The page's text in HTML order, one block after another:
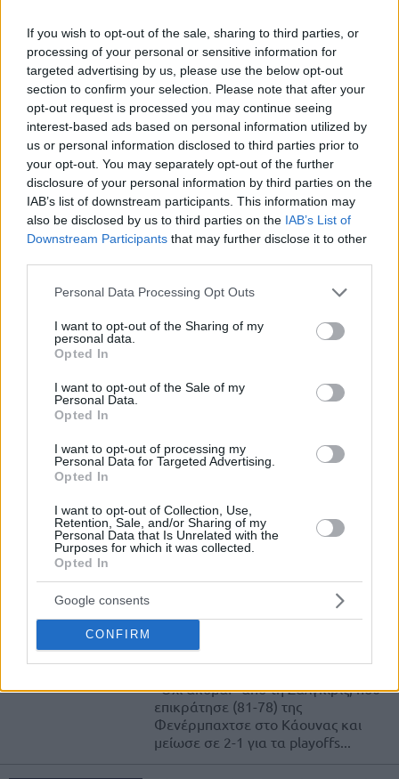
If you wish to opt-out of the sale, sharing to third parties, or
processing of your personal or sensitive information for
targeted advertising by us, please use the below opt-out
section to confirm your selection. Please note that after your
opt-out request is processed you may continue seeing
interest-based ads based on personal information utilized by
us or personal information disclosed to third parties prior to
your opt-out. You may separately opt-out of the further
disclosure of your personal information by third parties on the
IAB’s list of downstream participants. This information may
also be disclosed by us to third parties on the IAB’s List of
Downstream Participants that may further disclose it to other
Please note that this website/app uses one or more Google
not limited to your visit or usage behaviour. You may click to
grant or deny consent to Google and its third-party tags to
use your data for below specified purposes in below Google
consent section.
Personal Data Processing Opt Outs
I want to opt-out of the Sharing of my
personal data.
Opted In
I want to opt-out of the Sale of my
Personal Data.
Opted In
I want to opt-out of processing my
Personal Data for Targeted Advertising.
Opted In
I want to opt-out of Collection, Use,
Retention, Sale, and/or Sharing of my
Personal Data that Is Unrelated with the
Purposes for which it was collected.
Opted In
Google consents
CONFIRM
Ο Γιόνας Βαλαντσιούνας μίλησε για το μέλλον του, στο NBA
ή στην Ευρώπη.
Βαλαντσιούνας: “Στην έξοδο
από Νάγκετς, ίσως κι από NBA”
18/MAY/26 10:45
Δημοσίευμα της κορυφαίας
ιστοσελίδας στο Ντένβερ και σε
ολόκληρο το Κολοράντο θέλει τον
Γιόνας Βαλαντσιούνας να μη
συνεχίζει στους...
στη Ζαλγκίρις
10/MAY/26 11:27
μέχρι το 2028 (1+1).
Ολυμπιακού: Πήρε το θρίλερ
στο Κάουνας και στην πρόκριση
08/MAY/26 21:34
Η Φενέρμπαχτσε επικράτησε (90-94 παρ.) της Ζαλγκίρις
στο Κάουνας, έκανε το 3-1 στα playoffs και προκρίθηκε
στο Final Four...
Ζαλγκίρις – Φενέρμπαχτσε 81-
"Όχι ακόμα!" από τη Ζαλγκίρις, που
επικράτησε (81-78) της
Φενέρμπαχτσε στο Κάουνας και
μείωσε σε 2-1 για τα playoffs...